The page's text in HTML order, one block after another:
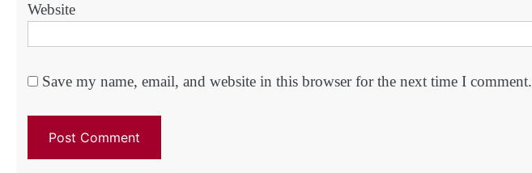
Website
Save my name, email, and website in this browser for the next time I comment.